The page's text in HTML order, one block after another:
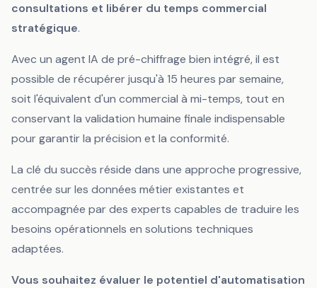
consultations et libérer du temps commercial
stratégique.
Avec un agent IA de pré-chiffrage bien intégré, il est
possible de récupérer jusqu'à 15 heures par semaine,
soit l'équivalent d'un commercial à mi-temps, tout en
conservant la validation humaine finale indispensable
pour garantir la précision et la conformité.
La clé du succès réside dans une approche progressive,
centrée sur les données métier existantes et
accompagnée par des experts capables de traduire les
besoins opérationnels en solutions techniques
adaptées.
Vous souhaitez évaluer le potentiel d'automatisation